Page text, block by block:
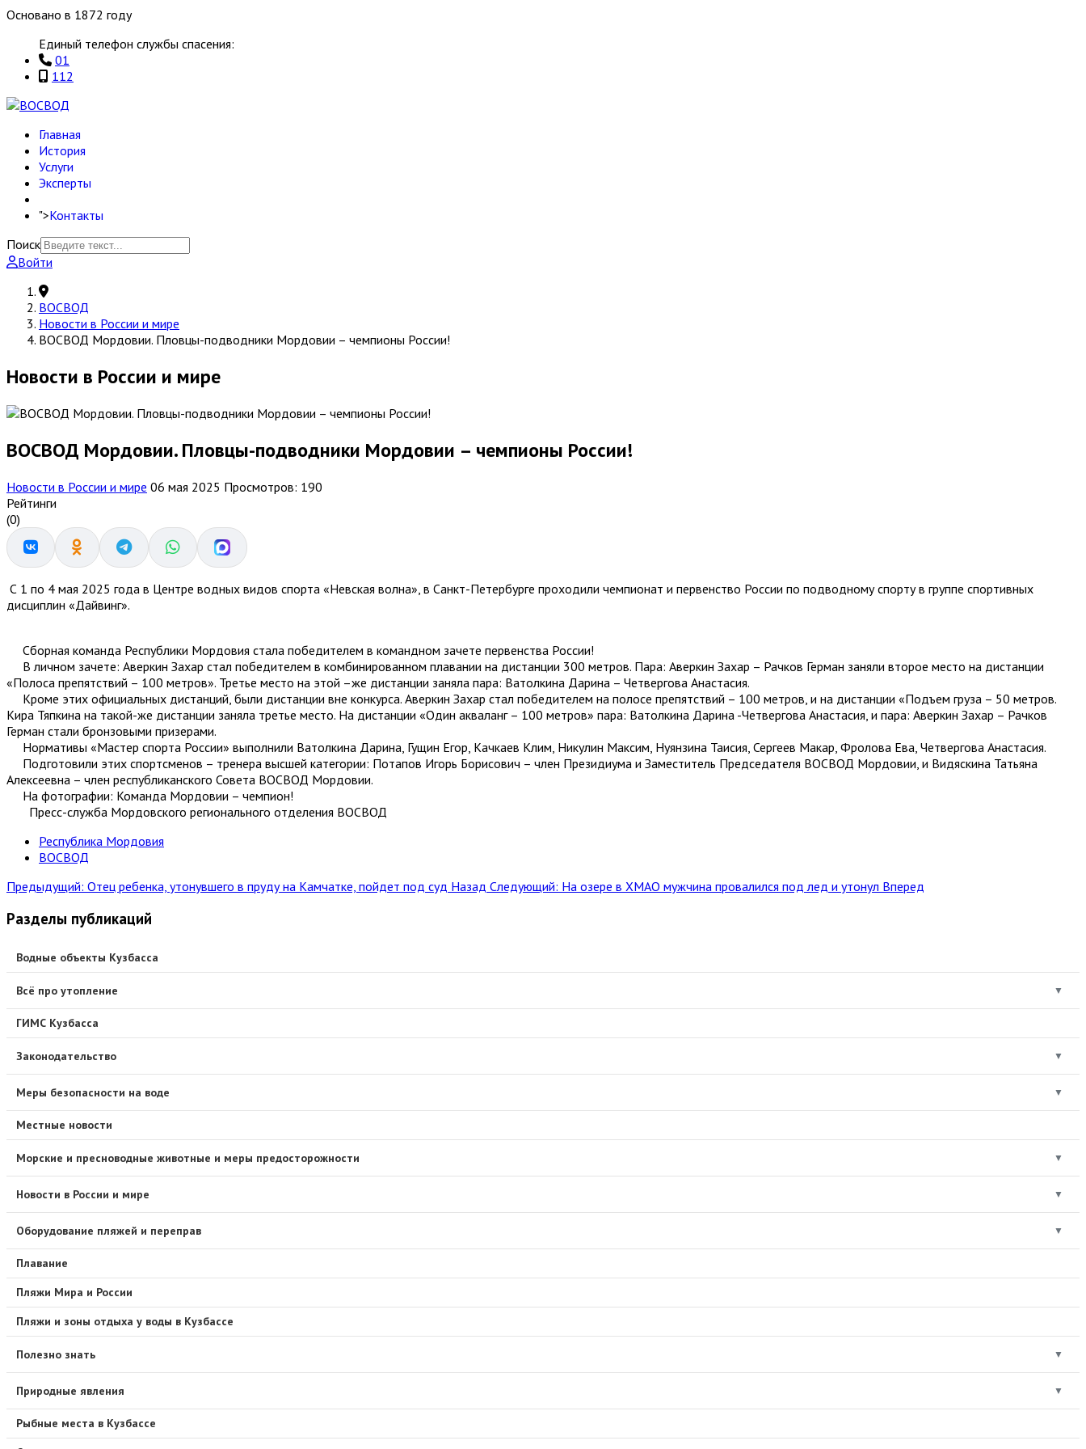
Основано в 1872 году
Единый телефон службы спасения:
01
112
Главная
История
Услуги
Эксперты
">Контакты
Поиск
Войти
ВОСВОД
Новости в России и мире
ВОСВОД Мордовии. Пловцы-подводники Мордовии – чемпионы России!
Новости в России и мире
ВОСВОД Мордовии. Пловцы-подводники Мордовии – чемпионы России!
Новости в России и мире 06 мая 2025 Просмотров: 190
Рейтинги
(0)
С 1 по 4 мая 2025 года в Центре водных видов спорта «Невская волна», в Санкт-Петербурге проходили чемпионат и первенство России по подводному спорту в группе спортивных
дисциплин «Дайвинг».
Сборная команда Республики Мордовия стала победителем в командном зачете первенства России!
В личном зачете: Аверкин Захар стал победителем в комбинированном плавании на дистанции 300 метров. Пара: Аверкин Захар – Рачков Герман заняли второе место на дистанции
«Полоса препятствий – 100 метров». Третье место на этой –же дистанции заняла пара: Ватолкина Дарина – Четвергова Анастасия.
Кроме этих официальных дистанций, были дистанции вне конкурса. Аверкин Захар стал победителем на полосе препятствий – 100 метров, и на дистанции «Подъем груза – 50 метров.
Кира Тяпкина на такой-же дистанции заняла третье место. На дистанции «Один акваланг – 100 метров» пара: Ватолкина Дарина -Четвергова Анастасия, и пара: Аверкин Захар – Рачков
Герман стали бронзовыми призерами.
Нормативы «Мастер спорта России» выполнили Ватолкина Дарина, Гущин Егор, Качкаев Клим, Никулин Максим, Нуянзина Таисия, Сергеев Макар, Фролова Ева, Четвергова Анастасия.
Подготовили этих спортсменов – тренера высшей категории: Потапов Игорь Борисович – член Президиума и Заместитель Председателя ВОСВОД Мордовии, и Видяскина Татьяна
Алексеевна – член республиканского Совета ВОСВОД Мордовии.
На фотографии: Команда Мордовии – чемпион!
Пресс-служба Мордовского регионального отделения ВОСВОД
Республика Мордовия
ВОСВОД
Предыдущий: Отец ребенка, утонувшего в пруду на Камчатке, пойдет под суд Назад Следующий: На озере в ХМАО мужчина провалился под лед и утонул Вперед
Разделы публикаций
Водные объекты Кузбасса
Всё про утопление ▼
ГИМС Кузбасса
Законодательство ▼
Меры безопасности на воде ▼
Местные новости
Морские и пресноводные животные и меры предосторожности ▼
Новости в России и мире ▼
Оборудование пляжей и переправ ▼
Плавание
Пляжи Мира и России
Пляжи и зоны отдыха у воды в Кузбассе
Полезно знать ▼
Природные явления ▼
Рыбные места в Кузбассе